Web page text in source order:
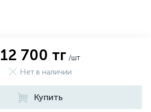
12 700 тг /шт
Нет в наличии
Купить